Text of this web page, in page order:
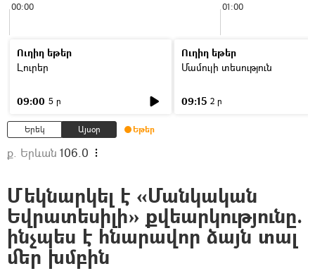
00:00 01:00
Ուղիղ եթեր
Լուրեր
09:00 5 ր
Ուղիղ եթեր
Մամուլի տեսություն
09:15 2 ր
Երեկ Այսօր Եթեր
ք. Երևան 106.0
Մեկնարկել է «Մանկական
Եվրատեսիլի» քվեարկությունը.
ինչպես է հնարավոր ձայն տալ
մեր խմբին